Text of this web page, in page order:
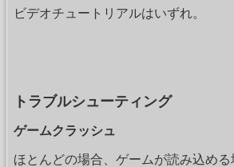
ビデオチュートリアルはいずれ。
トラブルシューティング
ゲームクラッシュ
ほとんどの場合、ゲームが読み込め